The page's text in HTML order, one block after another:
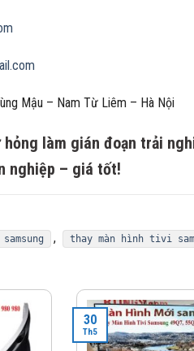
Mậu – Nam Từ Liêm – Hà Nội
làm gián đoạn trải
nghiệp – giá tốt!
, thay màn hình tivi
30
Th5